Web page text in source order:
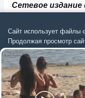
✅ 📄
Сетевое издание
надзору в сфере
технологий и
(Роскомнадзор).
ФС 77 - 73793.
Сайт использует файлы
Продолжая просмотр
подтверждаетесогласие